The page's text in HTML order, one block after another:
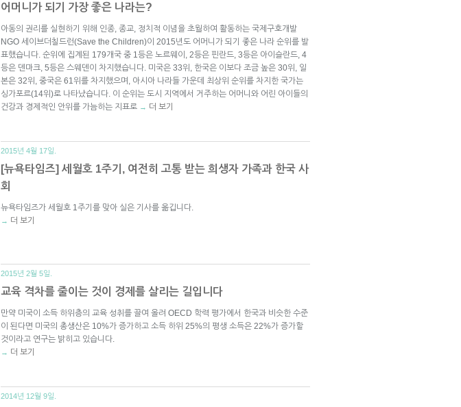
어머니가 되기 가장 좋은 나라는?
아동의 권리를 실현하기 위해 인종, 종교, 정치적 이념을 초월하여 활동하는 국제구호개발
NGO 세이브더칠드런(Save the Children)이 2015년도 어머니가 되기 좋은 나라 순위를 발
표했습니다. 순위에 집계된 179개국 중 1등은 노르웨이, 2등은 핀란드, 3등은 아이슬란드, 4
등은 덴마크, 5등은 스웨덴이 차지했습니다. 미국은 33위, 한국은 이보다 조금 높은 30위, 일
본은 32위, 중국은 61위를 차지했으며, 아시아 나라들 가운데 최상위 순위를 차지한 국가는
싱가포르(14위)로 나타났습니다. 이 순위는 도시 지역에서 거주하는 어머니와 어린 아이들의
건강과 경제적인 안위를 가늠하는 지표로 → 더 보기
2015년 4월 17일.
[뉴욕타임즈] 세월호 1주기, 여전히 고통 받는 희생자 가족과 한국 사
회
뉴욕타임즈가 세월호 1주기를 맞아 실은 기사를 옮깁니다.
→ 더 보기
2015년 2월 5일.
교육 격차를 줄이는 것이 경제를 살리는 길입니다
만약 미국이 소득 하위층의 교육 성취를 끌여 올려 OECD 학력 평가에서 한국과 비슷한 수준
이 된다면 미국의 총생산은 10%가 증가하고 소득 하위 25%의 평생 소득은 22%가 증가할
것이라고 연구는 밝히고 있습니다.
→ 더 보기
2014년 12월 9일.